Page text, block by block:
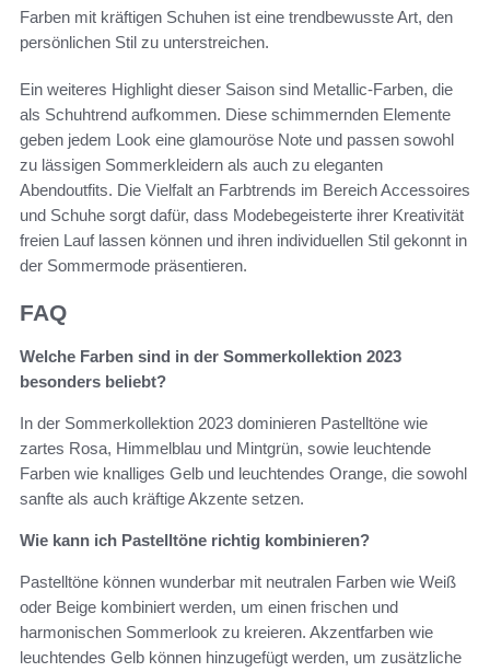
Farben mit kräftigen Schuhen ist eine trendbewusste Art, den
persönlichen Stil zu unterstreichen.
Ein weiteres Highlight dieser Saison sind Metallic-Farben, die
als Schuhtrend aufkommen. Diese schimmernden Elemente
geben jedem Look eine glamouröse Note und passen sowohl
zu lässigen Sommerkleidern als auch zu eleganten
Abendoutfits. Die Vielfalt an Farbtrends im Bereich Accessoires
und Schuhe sorgt dafür, dass Modebegeisterte ihrer Kreativität
freien Lauf lassen können und ihren individuellen Stil gekonnt in
der Sommermode präsentieren.
FAQ
Welche Farben sind in der Sommerkollektion 2023
besonders beliebt?
In der Sommerkollektion 2023 dominieren Pastelltöne wie
zartes Rosa, Himmelblau und Mintgrün, sowie leuchtende
Farben wie knalliges Gelb und leuchtendes Orange, die sowohl
sanfte als auch kräftige Akzente setzen.
Wie kann ich Pastelltöne richtig kombinieren?
Pastelltöne können wunderbar mit neutralen Farben wie Weiß
oder Beige kombiniert werden, um einen frischen und
harmonischen Sommerlook zu kreieren. Akzentfarben wie
leuchtendes Gelb können hinzugefügt werden, um zusätzliche